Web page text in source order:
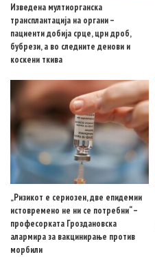
Изведена мултиорганска
трансплантација на органи –
пациенти добија срце, црн дроб,
бубрези, а во следните денови и
коскени ткива
„Ризикот е сериозен, две епидемии
истовремено не ни се потребни“ –
професорката Гроздановска
алармира за вакцинирање против
морбили